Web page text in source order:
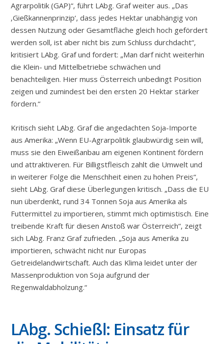
Agrarpolitik (GAP)“, führt LAbg. Graf weiter aus. „Das
‚Gießkannenprinzip‘, dass jedes Hektar unabhängig von
dessen Nutzung oder Gesamtfläche gleich hoch gefördert
werden soll, ist aber nicht bis zum Schluss durchdacht“,
kritisiert LAbg. Graf und fordert: „Man darf nicht weiterhin
die Klein- und Mittelbetriebe schwächen und
benachteiligen. Hier muss Österreich unbedingt Position
zeigen und zumindest bei den ersten 20 Hektar stärker
fördern.“
Kritisch sieht LAbg. Graf die angedachten Soja-Importe
aus Amerika: „Wenn EU-Agrarpolitik glaubwürdig sein will,
muss sie den Eiweißanbau am eigenen Kontinent fördern
und attraktiveren. Für Billigstfleisch zahlt die Umwelt und
in weiterer Folge die Menschheit einen zu hohen Preis“,
sieht LAbg. Graf diese Überlegungen kritisch. „Dass die EU
nun überdenkt, rund 34 Tonnen Soja aus Amerika als
Futtermittel zu importieren, stimmt mich optimistisch. Eine
treibende Kraft für diesen Anstoß war Österreich“, zeigt
sich LAbg. Franz Graf zufrieden. „Soja aus Amerika zu
importieren, schwächt nicht nur Europas
Getreidelandwirtschaft. Auch das Klima leidet unter der
Massenproduktion von Soja aufgrund der
Regenwaldabholzung.“
LAbg. Schießl: Einsatz für